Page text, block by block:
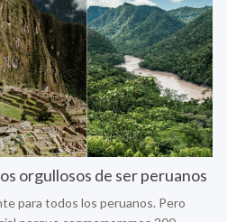
orgullosos de ser peruanos
para todos los peruanos. Pero